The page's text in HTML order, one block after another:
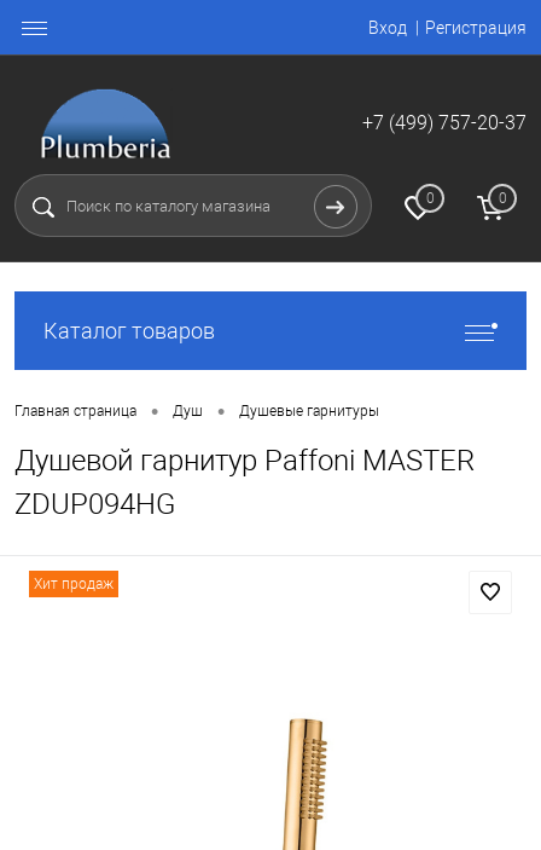
Вход Регистрация
+7 (499) 757-20-37
0 0
Каталог товаров
Главная страница • Душ • Душевые гарнитуры
Душевой гарнитур Paffoni MASTER
ZDUP094HG
Хит продаж